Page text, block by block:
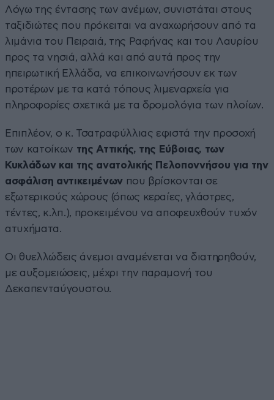
Λόγω της έντασης των ανέμων, συνιστάται στους
ταξιδιώτες που πρόκειται να αναχωρήσουν από τα
λιμάνια του Πειραιά, της Ραφήνας και του Λαυρίου
προς τα νησιά, αλλά και από αυτά προς την
ηπειρωτική Ελλάδα, να επικοινωνήσουν εκ των
προτέρων με τα κατά τόπους λιμεναρχεία για
πληροφορίες σχετικά με τα δρομολόγια των πλοίων.
Επιπλέον, ο κ. Τσατραφύλλιας εφιστά την προσοχή
των κατοίκων της Αττικής, της Εύβοιας, των
Κυκλάδων και της ανατολικής Πελοποννήσου για την
ασφάλιση αντικειμένωνπου βρίσκονται σε
εξωτερικούς χώρους (όπως κεραίες, γλάστρες,
τέντες, κ.λπ.), προκειμένου να αποφευχθούν τυχόν
ατυχήματα.
Οι θυελλώδεις άνεμοι αναμένεται να διατηρηθούν,
με αυξομειώσεις, μέχρι την παραμονή του
Δεκαπενταύγουστου.